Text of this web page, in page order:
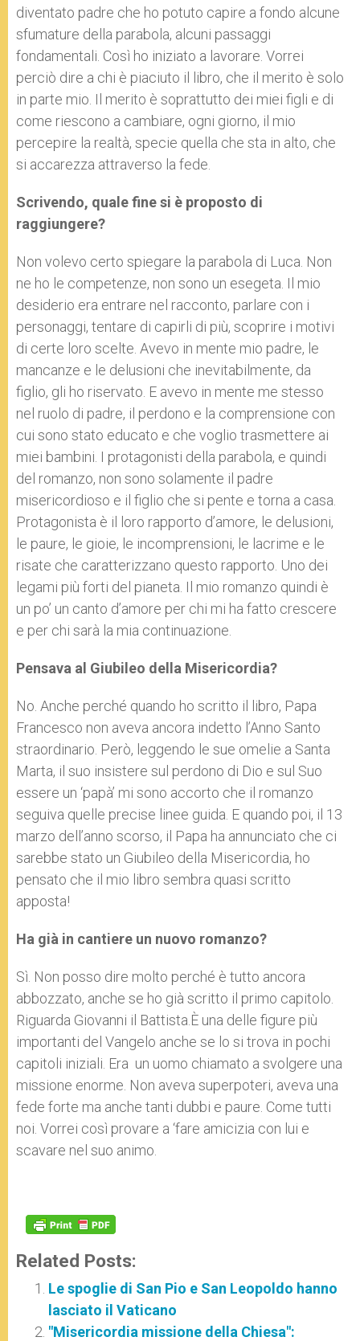
diventato padre che ho potuto capire a fondo alcune
sfumature della parabola, alcuni passaggi
fondamentali. Così ho iniziato a lavorare. Vorrei
perciò dire a chi è piaciuto il libro, che il merito è solo
in parte mio. Il merito è soprattutto dei miei figli e di
come riescono a cambiare, ogni giorno, il mio
percepire la realtà, specie quella che sta in alto, che
si accarezza attraverso la fede.
Scrivendo, quale fine si è proposto di
raggiungere?
Non volevo certo spiegare la parabola di Luca. Non
ne ho le competenze, non sono un esegeta. Il mio
desiderio era entrare nel racconto, parlare con i
personaggi, tentare di capirli di più, scoprire i motivi
di certe loro scelte. Avevo in mente mio padre, le
mancanze e le delusioni che inevitabilmente, da
figlio, gli ho riservato. E avevo in mente me stesso
nel ruolo di padre, il perdono e la comprensione con
cui sono stato educato e che voglio trasmettere ai
miei bambini. I protagonisti della parabola, e quindi
del romanzo, non sono solamente il padre
misericordioso e il figlio che si pente e torna a casa.
Protagonista è il loro rapporto d’amore, le delusioni,
le paure, le gioie, le incomprensioni, le lacrime e le
risate che caratterizzano questo rapporto. Uno dei
legami più forti del pianeta. Il mio romanzo quindi è
un po’ un canto d’amore per chi mi ha fatto crescere
e per chi sarà la mia continuazione.
Pensava al Giubileo della Misericordia?
No. Anche perché quando ho scritto il libro, Papa
Francesco non aveva ancora indetto l’Anno Santo
straordinario. Però, leggendo le sue omelie a Santa
Marta, il suo insistere sul perdono di Dio e sul Suo
essere un ‘papà’ mi sono accorto che il romanzo
seguiva quelle precise linee guida. E quando poi, il 13
marzo dell’anno scorso, il Papa ha annunciato che ci
sarebbe stato un Giubileo della Misericordia, ho
pensato che il mio libro sembra quasi scritto
apposta!
Ha già in cantiere un nuovo romanzo?
Sì. Non posso dire molto perché è tutto ancora
abbozzato, anche se ho già scritto il primo capitolo.
Riguarda Giovanni il Battista.È una delle figure più
importanti del Vangelo anche se lo si trova in pochi
capitoli iniziali. Era un uomo chiamato a svolgere una
missione enorme. Non aveva superpoteri, aveva una
fede forte ma anche tanti dubbi e paure. Come tutti
noi. Vorrei così provare a ‘fare amicizia con lui e
scavare nel suo animo.
Related Posts:
Le spoglie di San Pio e San Leopoldo hanno
lasciato il Vaticano
"Misericordia missione della Chiesa":